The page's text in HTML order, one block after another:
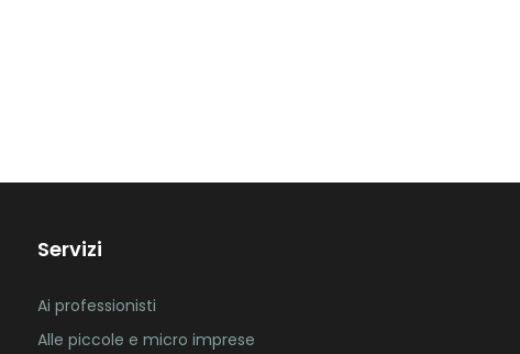
Servizi
Ai professionisti
Alle piccole e micro imprese